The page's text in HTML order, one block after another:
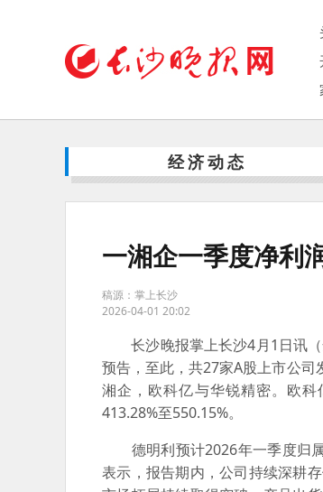
经济动态
一湘企一季度净利
稿源：掌上长沙
2026-04-01 20:02
长沙晚报掌上长沙4月1日讯（
预告，至此，共27家A股上市公
湘企，欧科亿与华锐精密。欧
413.28%至550.15%。
德明利预计2026年一季度归属
表示，报告期内，公司持续深耕